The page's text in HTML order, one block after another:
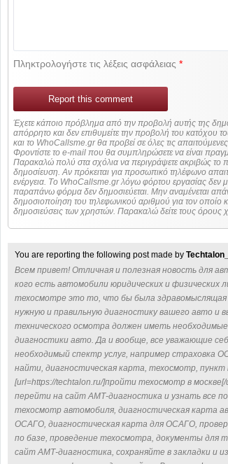
Πληκτρολογήστε τις λέξεις ασφάλειας*
Report this comment
Έχετε κάποιο πρόβλημα από την προβολή αυτής της
απόρρητο και δεν επιθυμείτε την προβολή του
και το WhoCallsme.gr θα προβεί σε όλες τις
Φροντίστε το e-mail που θα συμπληρώσετε να είναι
Παρακαλώ πολύ στα σχόλια να περιγράψετε ακριβώς το
δημοσίευση. Αν πρόκειται για προσωπικό τηλέφωνο απαιτείται η ταυτοποίηση των στοιχείων πριν από οποιοδήποτε
ενέργεια. Τo WhoCallsme.gr λόγω φόρτου εργασίας δεν
παραπάνω φόρμα δεν δημοσιεύεται. Μην αναμένεται
δημοσιοποίηση του τηλεφωνικού αριθμού για τον οποίο
δημοσιεύσεις των χρηστών. Παρακαλώ δείτε τους όρους
You are reporting the following post made by
Всем привет! Отличная и полезная новость для
кого есть автомобили юридических и физических
техосмотре это то, что бы была здравомыслящая
нужную и правильную диагностику вашего авто
технического осмотра должен иметь
диагностики авто. Да и вообще, все уважающие
необходимый спектр услуг, например
найти, диагностическая карта, техосмотр,
[url=https://techtalon.ru/]пройти техосмотр в
перейти на сайт АМТ-диагностика и узнать все
техосмотр автомобиля, диагностическая карта
ОСАГО, диагностическая карта для ОСАГО,
по базе, проведение техосмотра, документы для
сайт АМТ-диагностика, сохраняйте в закладки и